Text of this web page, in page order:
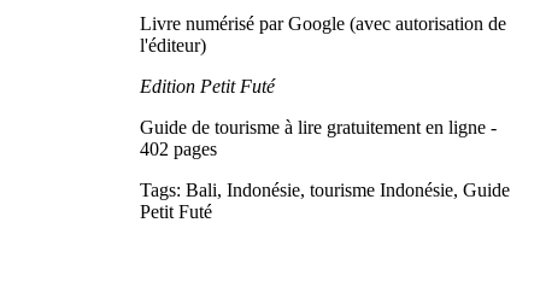
Livre numérisé par Google (avec autorisation de
l'éditeur)
Edition Petit Futé
Guide de tourisme à lire gratuitement en ligne -
402 pages
Tags: Bali, Indonésie, tourisme Indonésie, Guide
Petit Futé